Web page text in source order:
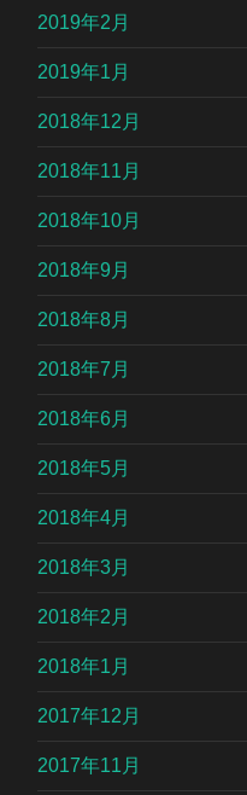
2019年2月
2019年1月
2018年12月
2018年11月
2018年10月
2018年9月
2018年8月
2018年7月
2018年6月
2018年5月
2018年4月
2018年3月
2018年2月
2018年1月
2017年12月
2017年11月